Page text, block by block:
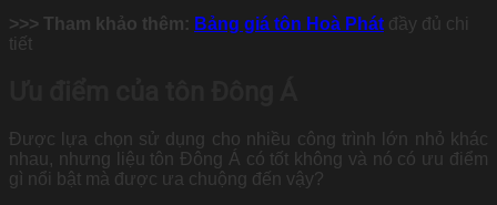
>>> Tham khảo thêm: Bảng giá tôn Hoà Phát đầy đủ chi
tiết
Được lựa chọn sử dụng cho nhiều công trình lớn nhỏ khác
nhau, nhưng liệu tôn Đông Á có tốt không và nó có ưu điểm
gì nổi bật mà được ưa chuộng đến vậy?